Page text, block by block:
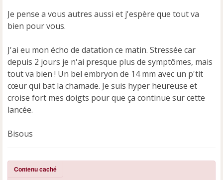
Je pense a vous autres aussi et j'espère que tout va
bien pour vous.
J'ai eu mon écho de datation ce matin. Stressée car
depuis 2 jours je n'ai presque plus de symptômes, mais
tout va bien ! Un bel embryon de 14 mm avec un p'tit
cœur qui bat la chamade. Je suis hyper heureuse et
croise fort mes doigts pour que ça continue sur cette
lancée.
Bisous
Contenu caché